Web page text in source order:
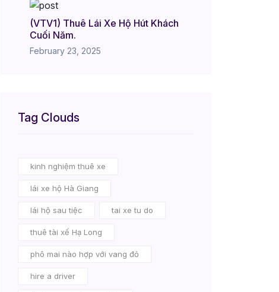
(VTV1) Thuê Lái Xe Hộ Hút Khách
Cuối Năm.
February 23, 2025
Tag Clouds
kinh nghiệm thuê xe
lái xe hộ Hà Giang
lái hộ sau tiệc tai xe tu do
thuê tài xế Hạ Long
phô mai nào hợp với vang đỏ
hire a driver